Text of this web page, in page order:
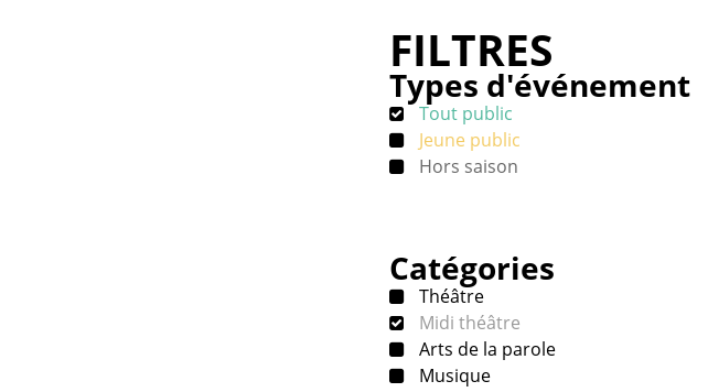
FILTRES
Types d'événement
Tout public
Jeune public
Hors saison
Catégories
Théâtre
Midi théâtre
Arts de la parole
Musique